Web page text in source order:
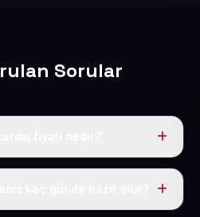
Sorular
50 USD + KDV. Bu bedele alan